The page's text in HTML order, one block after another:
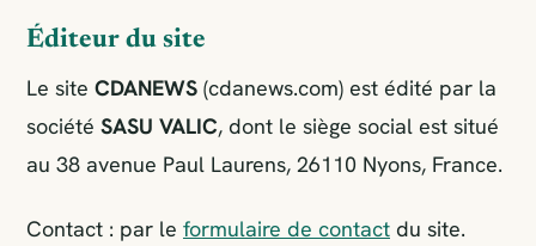
Éditeur du site
Le site CDANEWS (cdanews.com) est édité par la
société SASU VALIC, dont le siège social est situé
au 38 avenue Paul Laurens, 26110 Nyons, France.
Contact : par le formulaire de contact du site.